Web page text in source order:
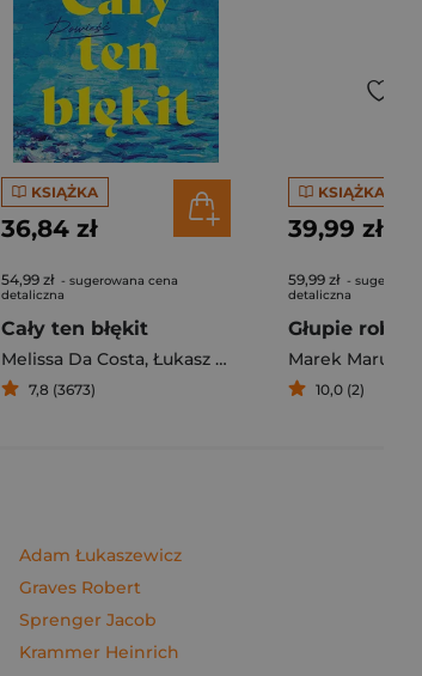
KSIĄŻKA
36,84 zł
54,99 zł - sugerowana cena
detaliczna
Cały ten błękit
Melissa Da Costa, Łukasz Müller
7,8 (3673)
KSIĄŻKA
39,99 zł
59,99 zł -
detaliczna
Marek
10,0 (2)
Adam Łukaszewicz
Graves Robert
Sprenger Jacob
Krammer Heinrich